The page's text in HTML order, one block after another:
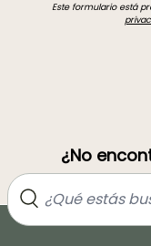
Este formulario está
¿No